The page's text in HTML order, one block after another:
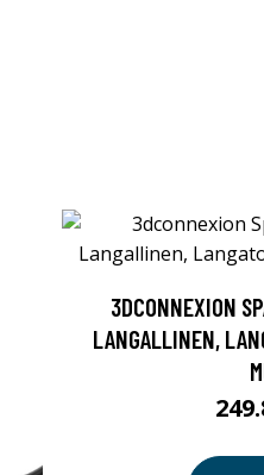
3DCONNEXION
LANGALLINEN,